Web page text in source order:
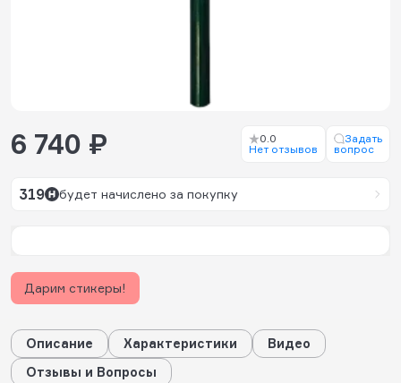
6 740 ₽
0.0
Нет отзывов
Задать
вопрос
319 будет начислено за покупку
Дарим стикеры!
Описание Характеристики
Видео
Отзывы и Вопросы